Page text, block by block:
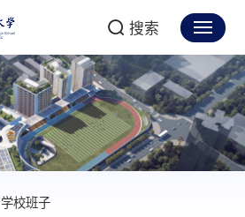
搜索
学校班子